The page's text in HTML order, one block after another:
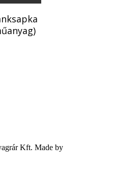
Kft. Made by